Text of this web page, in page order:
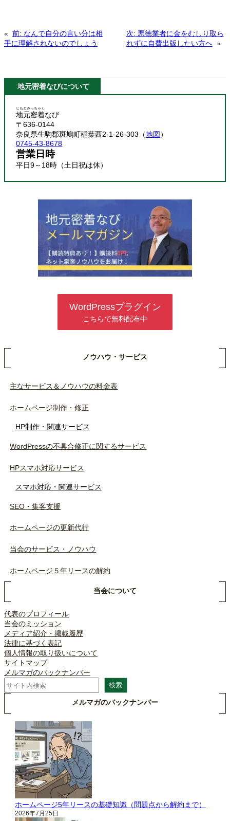
« 前: なんで自分の言い分は相
手に理解されないのでしょう
次: 悪徳業者に金をむしり取ら
れずに自費出版したい方へ »
地元密着なびについて
地元密着
じもとみっちゃく
なび
〒636-0144
奈良県生駒郡斑鳩町稲葉西2-1-26-303（地図）
0745-43-8678
営業日時
平日9～18時（土日祝は休）
WordPressプラグイン
こちらで無料配布中
ノウハウ・サービス
主なサービス＆ノウハウの料金表
ホームページ制作・修正
HP制作・関連サービス
WordPressの不具合修正に関するサービス
HPスマホ対応サービス
スマホ対応・関連サービス
SEO・集客支援
ホームページの更新代行
当会のサービス・ノウハウ
ホームページ５年リースの解約
当会について
代表のプロフィール
当会のミッション
メディア紹介・掲載履歴
法律に基づく表記
個人情報の取り扱いについて
サイトマップ
メルマガのバックナンバー
検
索
検索
メルマガのバックナンバー
ホームページ5年リースの基礎知識（問題点から解約まで）
2026年7月25日